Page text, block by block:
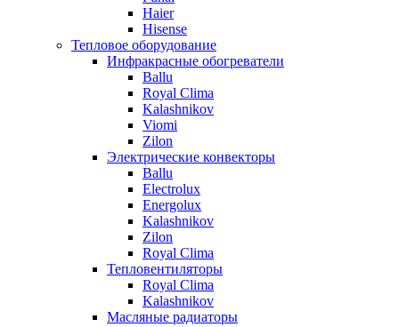
Haier
Hisense
Тепловое оборудование
Инфракрасные обогреватели
Ballu
Royal Clima
Kalashnikov
Viomi
Zilon
Электрические конвекторы
Ballu
Electrolux
Energolux
Kalashnikov
Zilon
Royal Clima
Тепловентиляторы
Royal Clima
Kalashnikov
Масляные радиаторы